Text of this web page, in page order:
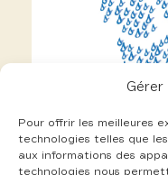
Pour offrir les meilleures
technologies telles que
aux informations des
technologies nous